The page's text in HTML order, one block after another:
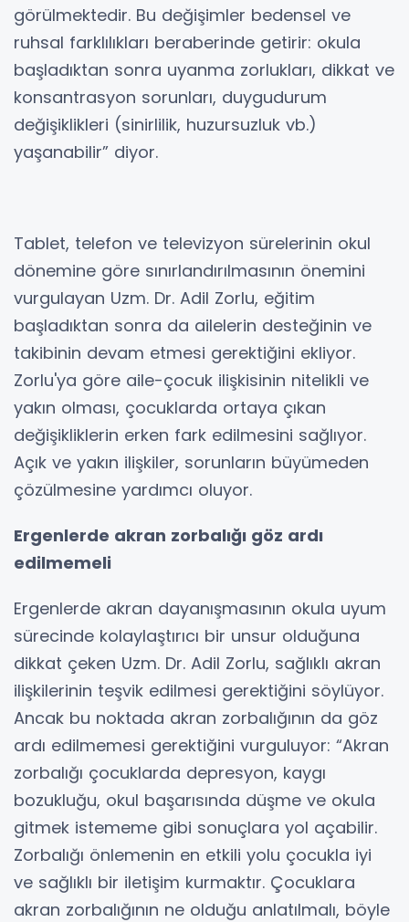
görülmektedir. Bu değişimler bedensel ve
ruhsal farklılıkları beraberinde getirir: okula
başladıktan sonra uyanma zorlukları, dikkat ve
konsantrasyon sorunları, duygudurum
değişiklikleri (sinirlilik, huzursuzluk vb.)
yaşanabilir” diyor.
Tablet, telefon ve televizyon sürelerinin okul
dönemine göre sınırlandırılmasının önemini
vurgulayan Uzm. Dr. Adil Zorlu, eğitim
başladıktan sonra da ailelerin desteğinin ve
takibinin devam etmesi gerektiğini ekliyor.
Zorlu'ya göre aile-çocuk ilişkisinin nitelikli ve
yakın olması, çocuklarda ortaya çıkan
değişikliklerin erken fark edilmesini sağlıyor.
Açık ve yakın ilişkiler, sorunların büyümeden
çözülmesine yardımcı oluyor.
Ergenlerde akran zorbalığı göz ardı
edilmemeli
Ergenlerde akran dayanışmasının okula uyum
sürecinde kolaylaştırıcı bir unsur olduğuna
dikkat çeken Uzm. Dr. Adil Zorlu, sağlıklı akran
ilişkilerinin teşvik edilmesi gerektiğini söylüyor.
Ancak bu noktada akran zorbalığının da göz
ardı edilmemesi gerektiğini vurguluyor: “Akran
zorbalığı çocuklarda depresyon, kaygı
bozukluğu, okul başarısında düşme ve okula
gitmek istememe gibi sonuçlara yol açabilir.
Zorbalığı önlemenin en etkili yolu çocukla iyi
ve sağlıklı bir iletişim kurmaktır. Çocuklara
akran zorbalığının ne olduğu anlatılmalı, böyle